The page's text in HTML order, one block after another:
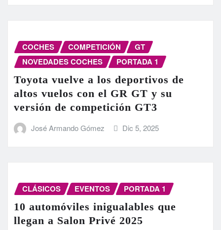
COCHES COMPETICIÓN
GT
NOVEDADES COCHES
PORTADA 1
Toyota vuelve a los deportivos de
altos vuelos con el GR GT y su
versión de competición GT3
José Armando Gómez Dic 5, 2025
CLÁSICOS EVENTOS PORTADA 1
10 automóviles inigualables que
llegan a Salon Privé 2025